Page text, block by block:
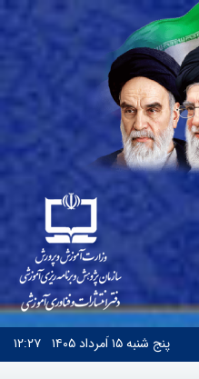
پنج شنبه۱۵ اَمرداد ۱۴۰۵ ۱۲:۲۷